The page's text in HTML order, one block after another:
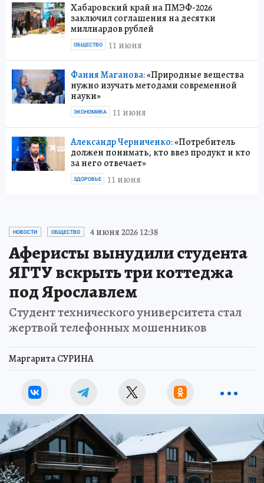
Хабаровский край на ПМЭФ-2026
заключил соглашения на десятки
миллиардов рублей
11 июня
ОБЩЕСТВО
Фания Маганова:«Природные вещества
нужно изучать методами современной
науки»
11 июня
ЭКОНОМИКА
Александр Черниченко:«Потребитель
должен понимать, кто ввез продукт и кто
за него отвечает»
11 июня
ЗДОРОВЬЕ
НОВОСТИ ОБЩЕСТВО 4 июня 2026 12:38
Аферисты вынудили студента
ЯГТУ вскрыть три коттеджа
под Ярославлем
Студент технического университета стал
жертвой телефонных мошенников
Маргарита СУРИНА